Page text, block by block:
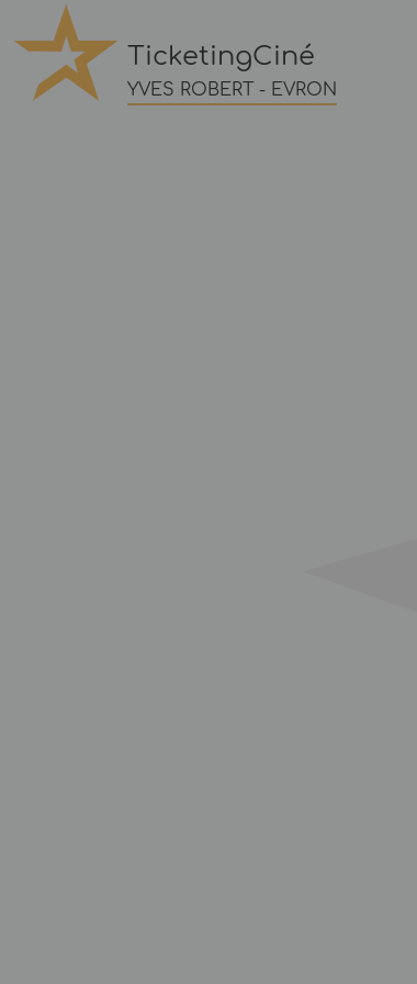
TicketingCiné
YVES ROBERT - EVRON